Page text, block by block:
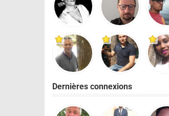
Dernières connexions